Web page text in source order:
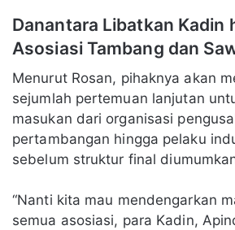
Danantara Libatkan Kadin
Asosiasi Tambang dan
Menurut Rosan, pihaknya akan
sejumlah pertemuan lanjutan
masukan dari organisasi
pertambangan hingga pelaku
sebelum struktur final
“Nanti kita mau mendengarkan
semua asosiasi, para Kadin,